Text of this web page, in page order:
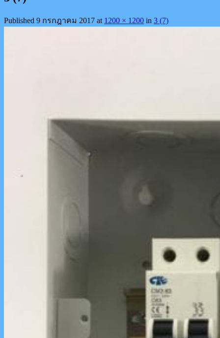
Published 9 กรกฎาคม 2017 at 1200 × 1200 in 3 (7)